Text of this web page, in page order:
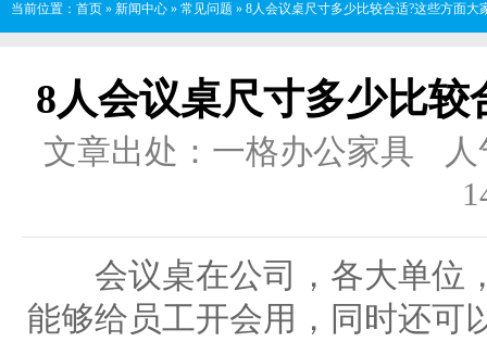
当前位置： 首页 » 新闻中心 » 常见问题 » 8人会议桌尺寸多少比较合适?这些方面大
8人会议桌尺寸多少比
文章出处：一格办公家具
会议桌在公司，各大单位
能够给员工开会用，同时还可